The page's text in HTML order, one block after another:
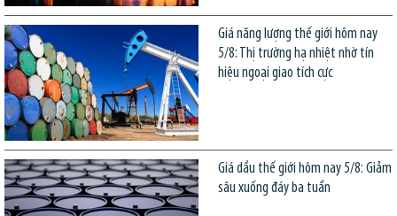
Giá năng lượng thế giới hôm nay
5/8: Thị trường hạ nhiệt nhờ tín
hiệu ngoại giao tích cực
Giá dầu thế giới hôm nay 5/8: Giảm
sâu xuống đáy ba tuần